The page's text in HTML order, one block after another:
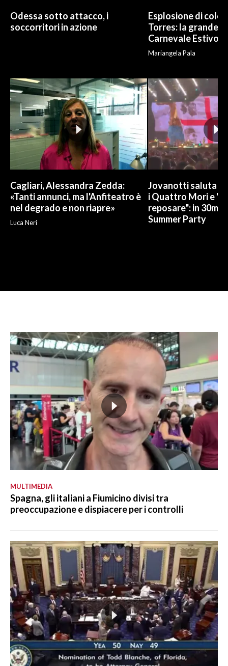
Odessa sotto attacco, i
soccorritori in azione
Esplosione di
Torres: la grande
Carnevale Estivo
Mariangela Pala
Cagliari, Alessandra Zedda:
«Tanti annunci, ma l'Anfiteatro è
nel degrado e non riapre»
Luca Neri
Jovanotti saluta la
i Quattro Mori e
reposare": in
Summer Party
MULTIMEDIA
Spagna, gli italiani a Fiumicino divisi tra
preoccupazione e dispiacere per i controlli